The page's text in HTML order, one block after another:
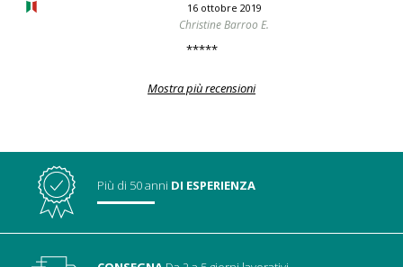
16 ottobre 2019
Christine Barroo E.
*****
Mostra più recensioni
Più di 50 anni DI ESPERIENZA